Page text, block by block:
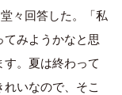
々回答した。「私
みようかなと思
。夏は終わって
いなので、そこ